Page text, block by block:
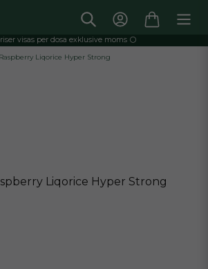
visas per dosa exklusive moms ⚪️
Liqorice Hyper Strong